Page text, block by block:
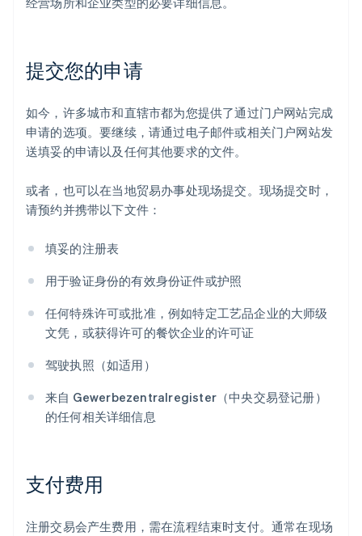
提交您的申请
如今，许多城市和直辖市都为您提供了通过门户网站完成
申请的选项。要继续，请通过电子邮件或相关门户网站发
送填妥的申请以及任何其他要求的文件。
或者，也可以在当地贸易办事处现场提交。现场提交时，
请预约并携带以下文件：
填妥的注册表
用于验证身份的有效身份证件或护照
任何特殊许可或批准，例如特定工艺品企业的大师级
文凭，或获得许可的餐饮企业的许可证
驾驶执照（如适用）
来自 Gewerbezentralregister（中央交易登记册）
的任何相关详细信息
支付费用
注册交易会产生费用，需在流程结束时支付。通常在现场